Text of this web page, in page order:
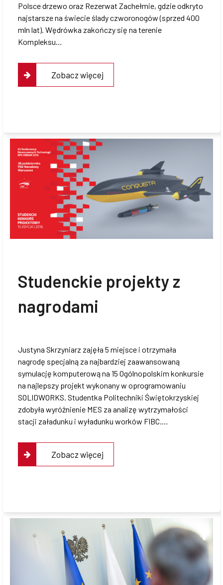
Polsce drzewo oraz Rezerwat Zachełmie, gdzie odkryto
najstarsze na świecie ślady czworonogów (sprzed 400
mln lat). Wędrówka zakończy się na terenie
Kompleksu…
Zobacz więcej
Studenckie projekty z
nagrodami
Justyna Skrzyniarz zajęła 5 miejsce i otrzymała
nagrodę specjalną za najbardziej zaawansowaną
symulację komputerową na 15 Ogólnopolskim konkursie
na najlepszy projekt wykonany w oprogramowaniu
SOLIDWORKS. Studentka Politechniki Świętokrzyskiej
zdobyła wyróżnienie MES za analizę wytrzymałości
stacji załadunku i wyładunku worków FIBC.…
Zobacz więcej